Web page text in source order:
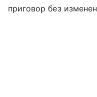
приговор без